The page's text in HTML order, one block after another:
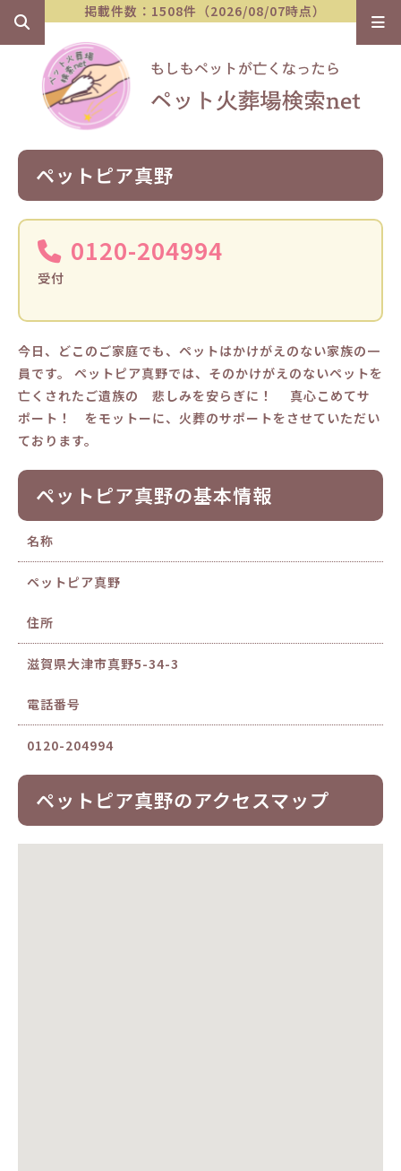
掲載件数：1508件（2026/08/07時点）
ペットピア真野
0120-204994
受付
今日、どこのご家庭でも、ペットはかけがえのない家族の一
員です。 ペットピア真野では、そのかけがえのないペットを
亡くされたご遺族の 悲しみを安らぎに！ 真心こめてサ
ポート！ をモットーに、火葬のサポートをさせていただい
ております。
ペットピア真野の基本情報
名称
ペットピア真野
住所
滋賀県大津市真野5-34-3
電話番号
0120-204994
ペットピア真野のアクセスマップ